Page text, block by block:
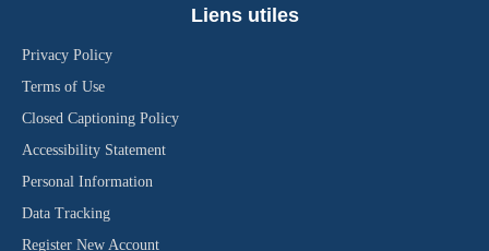
Liens utiles
Privacy Policy
Terms of Use
Closed Captioning Policy
Accessibility Statement
Personal Information
Data Tracking
Register New Account